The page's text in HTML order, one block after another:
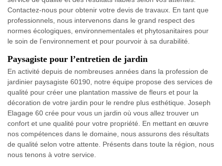
Contactez-nous pour obtenir votre devis de travaux. En tant que
professionnels, nous intervenons dans le grand respect des
normes écologiques, environnementales et phytosanitaires pour
le soin de l’environnement et pour pourvoir à sa durabilité.
Paysagiste pour l’entretien de jardin
En activité depuis de nombreuses années dans la profession de
jardinier paysagiste 60190, notre équipe propose des services de
qualité pour créer une plantation massive de fleurs et pour la
décoration de votre jardin pour le rendre plus esthétique. Joseph
Elagage 60 crée pour vous un jardin où vous allez trouver un
confort et une qualité pour votre propriété. En mettant en œuvre
nos compétences dans le domaine, nous assurons des résultats
de qualité selon votre attente. Présents dans toute la région, nous
nous tenons à votre service.